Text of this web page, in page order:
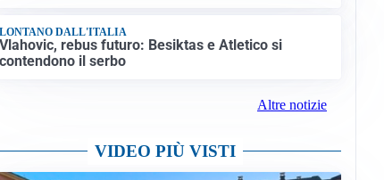
LONTANO DALL'ITALIA
Vlahovic, rebus futuro: Besiktas e Atletico si
contendono il serbo
Altre notizie
VIDEO PIÙ VISTI